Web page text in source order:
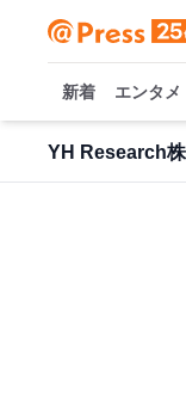
新着 エンタメ
YH Research